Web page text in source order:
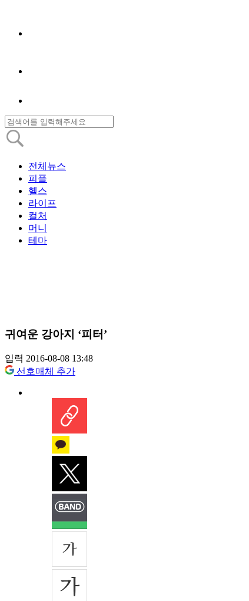
전체뉴스
피플
헬스
라이프
컬처
머니
테마
귀여운 강아지 ‘피터’
입력 2016-08-08 13:48
선호매체 추가